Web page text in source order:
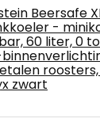
Beersafe
-
60 liter, 0
zwart